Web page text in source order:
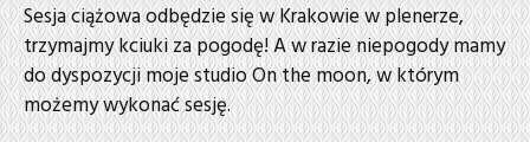
Sesja ciążowa odbędzie się w Krakowie w plenerze,
trzymajmy kciuki za pogodę! A w razie niepogody mamy
do dyspozycji moje studio On the moon, w którym
możemy wykonać sesję.